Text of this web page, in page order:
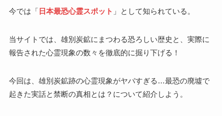
今では「 日本最恐心霊スポット 」として知られている。
当サイトでは、雄別炭鉱にまつわる恐ろしい歴史と、実際に
報告された心霊現象の数々を徹底的に掘り下げる！
今回は、雄別炭鉱跡の心霊現象がヤバすぎる…最恐の廃墟で
起きた実話と禁断の真相とは？について紹介しよう。